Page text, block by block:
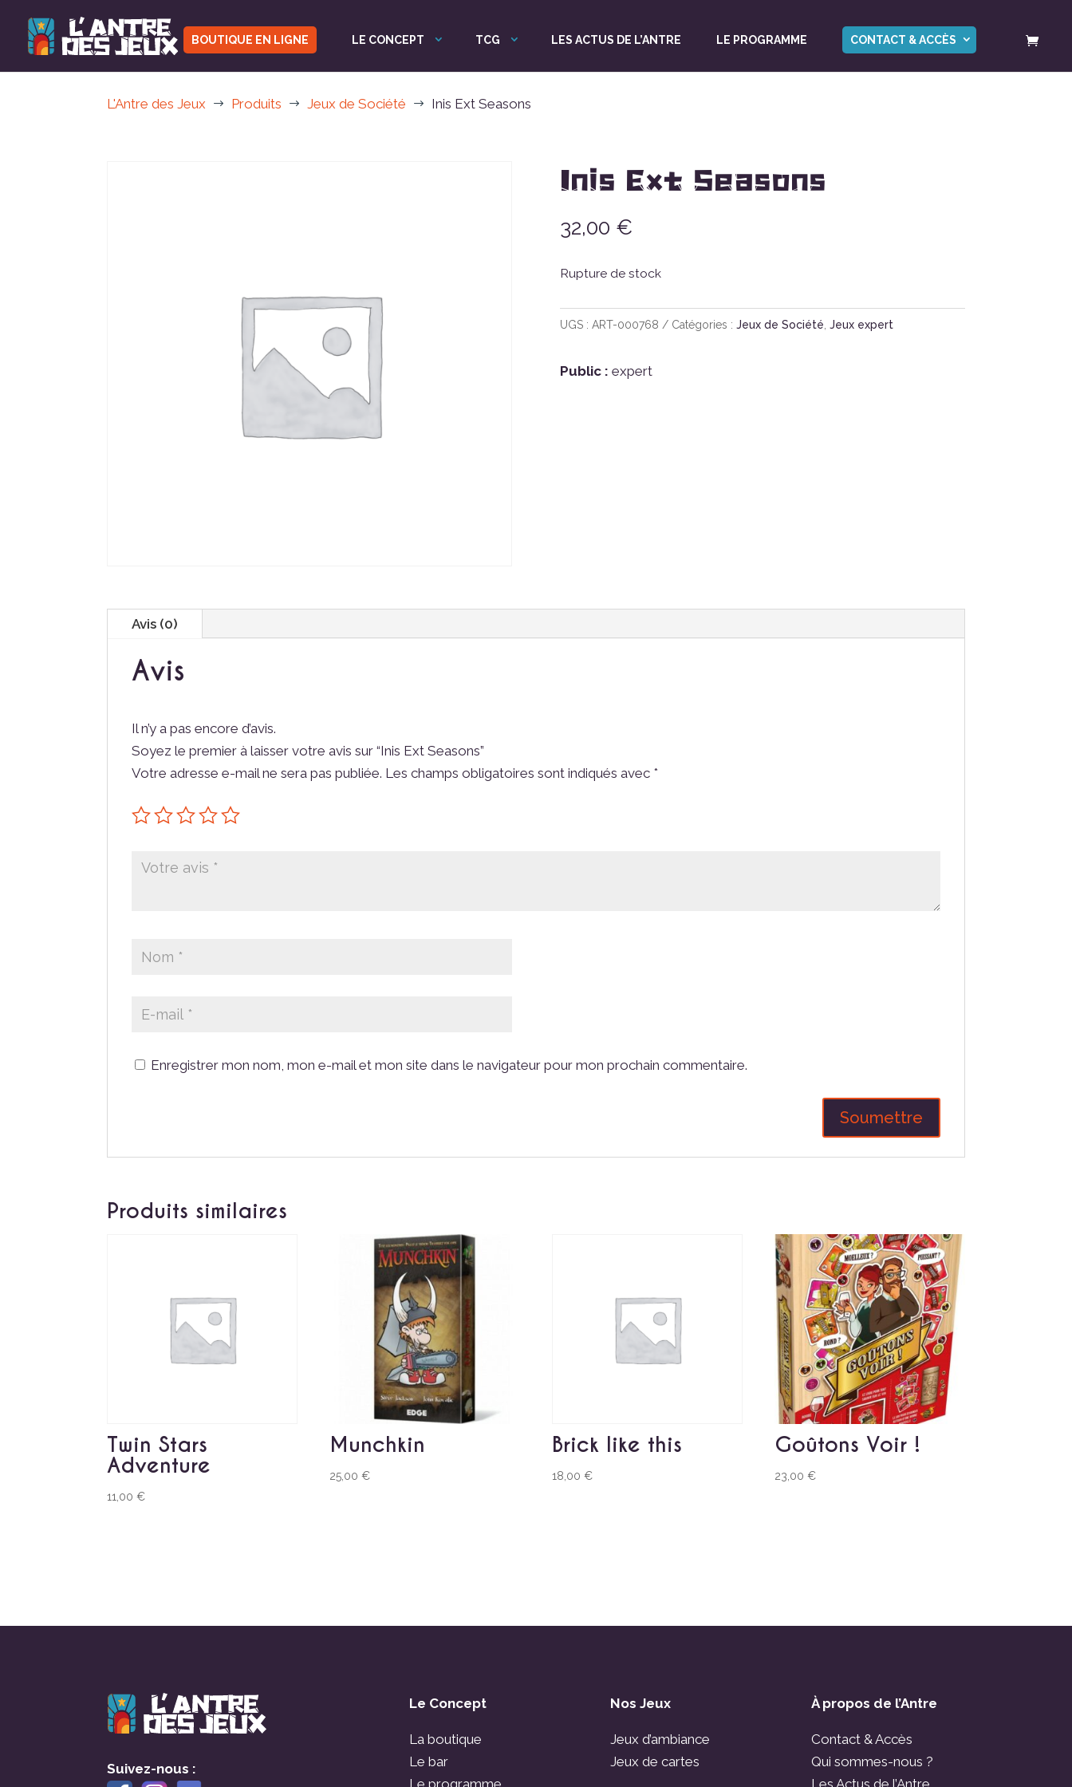
BOUTIQUE EN LIGNE LE CONCEPT TCG LES ACTUS DE L’ANTRE LE PROGRAMME CONTACT & ACCÈS
L'Antre des Jeux $ Produits $ Jeux de Société $ Inis Ext Seasons
Inis Ext Seasons
32,00 €
Rupture de stock
UGS : ART-000768 Catégories : Jeux de Société, Jeux expert
Public : expert
Avis (0)
Avis
Il n’y a pas encore d’avis.
Soyez le premier à laisser votre avis sur “Inis Ext Seasons”
Votre adresse e-mail ne sera pas publiée. Les champs obligatoires sont indiqués avec *
Enregistrer mon nom, mon e-mail et mon site dans le navigateur pour mon prochain commentaire.
Produits similaires
Twin Stars
Adventure
11,00€
Munchkin
25,00€
Brick like this
18,00€
Goûtons Voir !
23,00€
Suivez-nous :
Le Concept
La boutique
Le bar
Nos Jeux
Jeux d’ambiance
Jeux de cartes
À propos de l’Antre
Contact & Accès
Qui sommes-nous ?